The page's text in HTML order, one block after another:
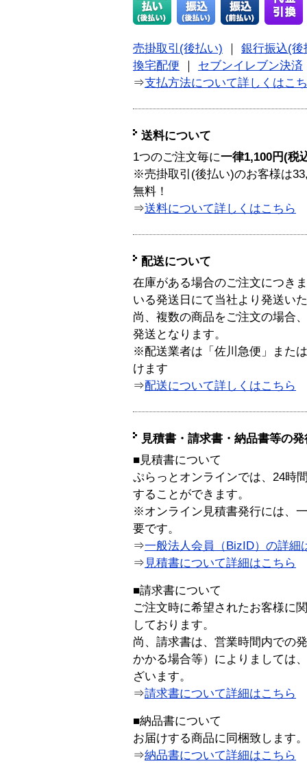
売掛取引(後払い)
銀行振込(後
換宅配便
セブンイレブン決済
⇒支払方法について詳しくはこ
送料について
1つのご注文毎に一律1,100円(税
※売掛取引(後払い)のお客様は
無料！
⇒送料について詳しくはこちら
配送について
在庫がある場合のご注文につき
いる発送日にて当社より発送い
尚、複数の商品をご注文の場合
発送となります。
※配送業者は「佐川急便」また
けます
⇒配送について詳しくはこちら
見積書・請求書・納品書等の
■見積書について
ぷらっとオンラインでは、24時
することができます。
※オンライン見積書発行には、
要です。
⇒一般法人会員（BizID）の詳細
⇒ 見積書について詳細はこちら
■請求書について
ご注文時に希望されたお客様に
しております。
尚、請求書は、営業時間内での
かかる場合等）によりましては
ざいます。
⇒請求書について詳細はこちら
■納品書について
お届けする商品に同梱致します。
⇒納品書について詳細はこちら